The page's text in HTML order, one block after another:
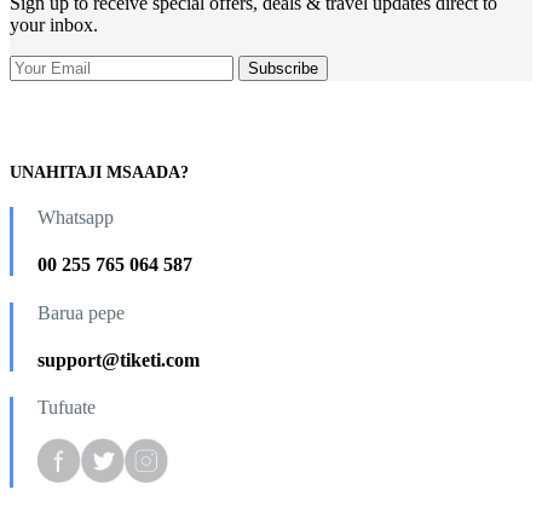
your inbox.
UNAHITAJI MSAADA?
Whatsapp
00 255 765 064 587
Barua pepe
support@tiketi.com
Tufuate